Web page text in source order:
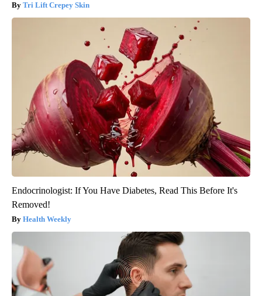
Tri Lift Crepey Skin
Endocrinologist: If You Have Diabetes, Read This Before It's
Removed!
Health Weekly